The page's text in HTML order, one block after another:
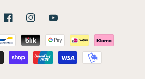
FacebookInstagramYouTube